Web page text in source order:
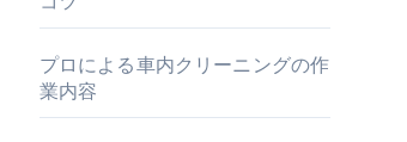
プロによる車内クリーニングの作
業内容